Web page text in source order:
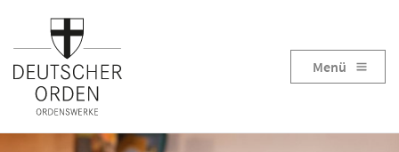
Menü